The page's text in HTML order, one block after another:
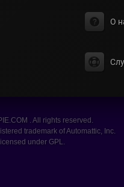
О
. All rights reserved.
trademark of Automattic, Inc.
under GPL.